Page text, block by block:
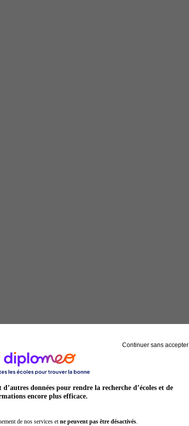
en pharmacie
Continuer sans accepter
données pour rendre la recherche d’écoles et de
encore plus efficace.
de nos services et ne peuvent pas être désactivés.